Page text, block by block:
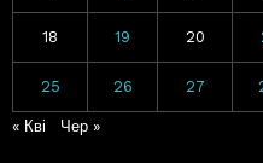
18 19 20
25 26 27
« Кві Чер »